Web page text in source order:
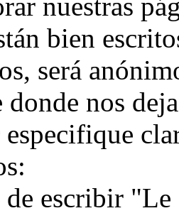
nuestras
bien
será
donde nos
de escribir